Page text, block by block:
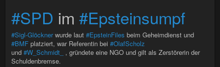
#SPD im #Epsteinsumpf
#Sigl-Glöcknerwurde laut #EpsteinFiles beim Geheimdienst und
#BMF platziert, war Referentin bei #OlafScholz
und #W_Schmidt_
, gründete eine NGO und gilt als Zerstörerin der
Schuldenbremse.